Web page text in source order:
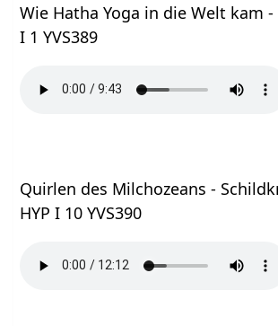
Wie Hatha Yoga in die Welt kam -
I 1 YVS389
Quirlen des Milchozeans -
HYP I 10 YVS390